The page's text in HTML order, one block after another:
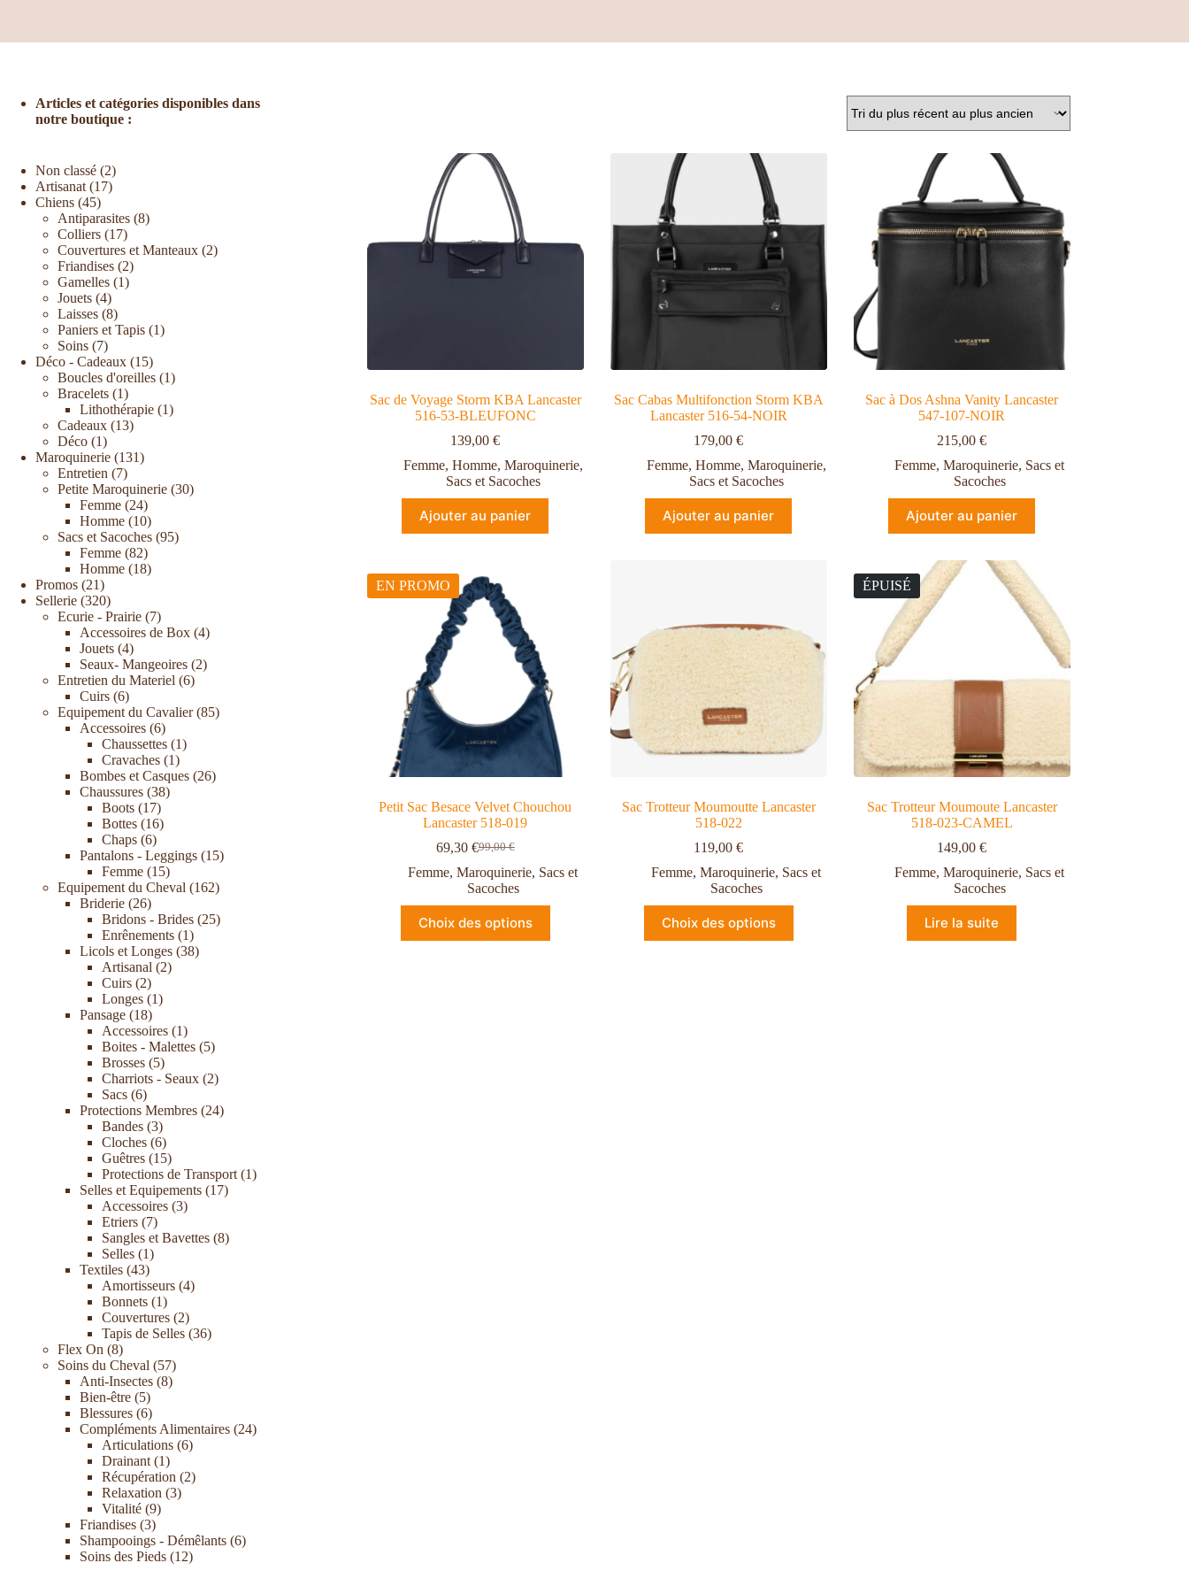
Sac de Voyage Storm KBA Lancaster
516-53-BLEUFONC
139,00€
Femme, Homme, Maroquinerie,
Sacs et Sacoches
Ajouter au panier
Sac Cabas Multifonction Storm KBA
Lancaster 516-54-NOIR
179,00€
Femme, Homme, Maroquinerie,
Sacs et Sacoches
Ajouter au panier
Sac à Dos Ashna Vanity Lancaster
547-107-NOIR
215,00€
Femme,Maroquinerie, Sacs et
Sacoches
Ajouter au panier
EN PROMO
Petit Sac Besace Velvet Chouchou
Lancaster 518-019
99,00€
69,30 €
Femme,Maroquinerie, Sacs et
Sacoches
Choix des options
Sac Trotteur Moumoutte Lancaster
518-022
119,00€
Femme,Maroquinerie, Sacs et
Sacoches
Choix des options
ÉPUISÉ
Sac Trotteur Moumoute Lancaster
518-023-CAMEL
149,00€
Femme,Maroquinerie, Sacs et
Sacoches
Lire la suite
Articles et catégories disponibles dans
notre boutique :
Non classé 2
Artisanat 17
Chiens 45
Antiparasites 8
Colliers 17
Couvertures et Manteaux 2
Friandises 2
Gamelles 1
Jouets 4
Laisses 8
Paniers et Tapis 1
Soins 7
Déco - Cadeaux 15
Boucles d'oreilles 1
Bracelets 1
Lithothérapie 1
Cadeaux 13
Déco 1
Maroquinerie 131
Entretien
7
Petite Maroquinerie 30
Femme 24
Homme 10
Sacs et Sacoches 95
Femme 82
Homme 18
Promos 21
Sellerie 320
Ecurie - Prairie 7
Accessoires de Box 4
Jouets 4
Seaux- Mangeoires 2
Entretien du Materiel 6
Cuirs 6
Equipement du Cavalier 85
Accessoires 6
Chaussettes 1
Cravaches 1
Bombes et Casques 26
Chaussures 38
Boots 17
Bottes 16
Chaps 6
Pantalons - Leggings 15
Femme 15
Equipement du Cheval
162
Briderie 26
Bridons - Brides 25
Enrênements 1
Licols et Longes 38
Artisanal
2
Cuirs 2
Longes 1
Pansage 18
Accessoires 1
Boites - Malettes 5
Brosses 5
Charriots - Seaux 2
Sacs 6
Protections Membres 24
Bandes 3
Cloches 6
Guêtres 15
Protections de Transport 1
Selles et Equipements 17
Accessoires 3
Etriers 7
Sangles et Bavettes 8
Selles 1
Textiles 43
Amortisseurs 4
Bonnets 1
Couvertures 2
Tapis de Selles 36
Flex On 8
Soins du Cheval
57
Anti-Insectes 8
Bien-être 5
Blessures 6
Compléments Alimentaires 24
Articulations 6
Drainant 1
Récupération
2
Relaxation 3
Vitalité 9
Friandises 3
Shampooings - Démêlants 6
Soins des Pieds 12